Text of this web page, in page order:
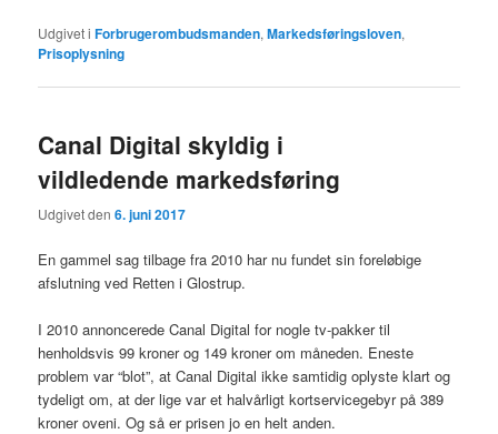
Udgivet i Forbrugerombudsmanden,Markedsføringsloven,
Prisoplysning
Canal Digital skyldig i
vildledende markedsføring
Udgivet den6. juni 2017
En gammel sag tilbage fra 2010 har nu fundet sin foreløbige
afslutning ved Retten i Glostrup.
I 2010 annoncerede Canal Digital for nogle tv-pakker til
henholdsvis 99 kroner og 149 kroner om måneden. Eneste
problem var “blot”, at Canal Digital ikke samtidig oplyste klart og
tydeligt om, at der lige var et halvårligt kortservicegebyr på 389
kroner oveni. Og så er prisen jo en helt anden.